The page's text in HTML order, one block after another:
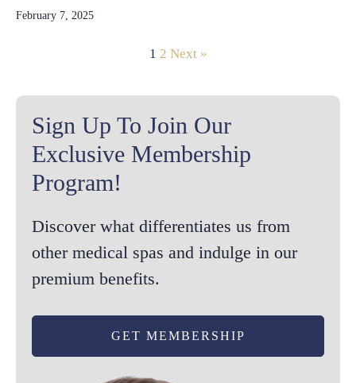
February 7, 2025
1 2 Next »
Sign Up To Join Our
Exclusive Membership
Program!
Discover what differentiates us from
other medical spas and indulge in our
premium benefits.
GET MEMBERSHIP